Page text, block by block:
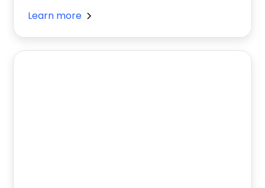
Learn more